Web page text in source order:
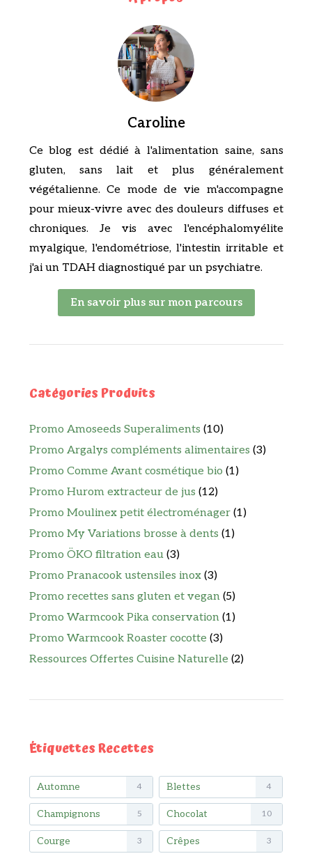
Caroline
Ce blog est dédié à l'alimentation saine, sans
gluten, sans lait et plus généralement
végétalienne. Ce mode de vie m'accompagne
pour mieux-vivre avec des douleurs diffuses et
chroniques. Je vis avec l'encéphalomyélite
myalgique, l'endométriose, l'intestin irritable et
j'ai un TDAH diagnostiqué par un psychiatre.
En savoir plus sur mon parcours
Catégories Produits
Promo Amoseeds Superaliments (10)
Promo Argalys compléments alimentaires (3)
Promo Comme Avant cosmétique bio (1)
Promo Hurom extracteur de jus (12)
Promo Moulinex petit électroménager (1)
Promo My Variations brosse à dents (1)
Promo ÖKO filtration eau (3)
Promo Pranacook ustensiles inox (3)
Promo recettes sans gluten et vegan (5)
Promo Warmcook Pika conservation (1)
Promo Warmcook Roaster cocotte (3)
Ressources Offertes Cuisine Naturelle (2)
Étiquettes Recettes
Automne 4 Blettes 4
Champignons 5 Chocolat 10
Courge 3 Crêpes 3